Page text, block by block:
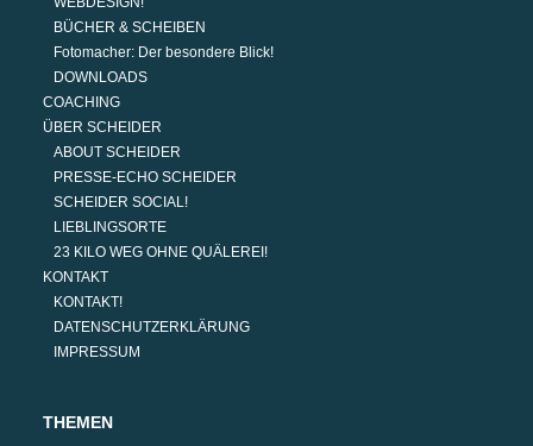
BÜCHER & SCHEIBEN
Fotomacher: Der besondere Blick!
DOWNLOADS
COACHING
ÜBER SCHEIDER
ABOUT SCHEIDER
PRESSE-ECHO SCHEIDER
SCHEIDER SOCIAL!
LIEBLINGSORTE
23 KILO WEG OHNE QUÄLEREI!
KONTAKT
KONTAKT!
DATENSCHUTZERKLÄRUNG
IMPRESSUM
THEMEN